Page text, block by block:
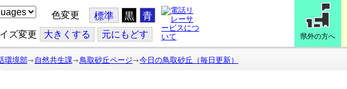
色変更 標準 黒 青
ズ変更 大きくする 元にもどす 県外の方へ
環境部 自然共生課 鳥取砂丘ページ 今日の鳥取砂丘（毎日更新）